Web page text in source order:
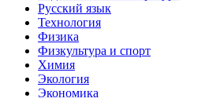
Русский язык
Технология
Физика
Физкультура и спорт
Химия
Экология
Экономика